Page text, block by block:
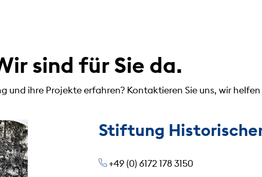
sind für Sie da.
und ihre Projekte erfahren? Kontaktieren Sie uns, wir
Stiftung
+49 (0) 6172 178 3150